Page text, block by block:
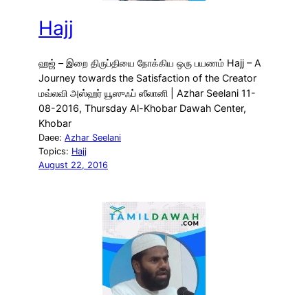
Hajj
ஹஜ் – இறை திருப்தியை நோக்கிய ஒரு பயணம் Hajj – A
Journey towards the Satisfaction of the Creator
மவ்லவி அஸ்ஹர் யூஸுஃப் ஸீலானி | Azhar Seelani 11-
08-2016, Thursday Al-Khobar Dawah Center,
Khobar
Daee: Azhar Seelani
Topics: Hajj
August 22, 2016